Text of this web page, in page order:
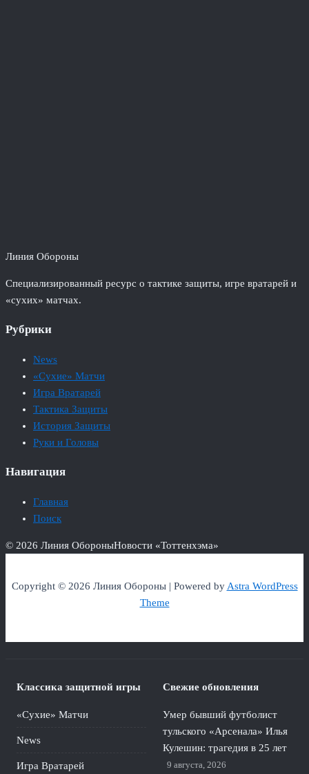
Линия Обороны
Специализированный ресурс о тактике защиты, игре вратарей и
«сухих» матчах.
Рубрики
News
«Сухие» Матчи
Игра Вратарей
Тактика Защиты
История Защиты
Руки и Головы
Навигация
Главная
Поиск
© 2026 Линия ОбороныНовости «Тоттенхэма»
Copyright © 2026 Линия Обороны | Powered byAstra WordPress
Theme
Классика защитной игры
«Сухие» Матчи
News
Игра Вратарей
Свежие обновления
Умер бывший футболист
тульского «Арсенала» Илья
Кулешин: трагедия в 25 лет
9 августа, 2026